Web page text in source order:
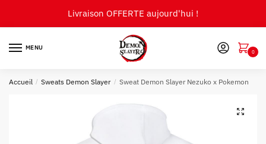
Livraison OFFERTE aujourd'hui !
MENU
0
Accueil / Sweats Demon Slayer / Sweat Demon Slayer Nezuko x Pokemon
🔍